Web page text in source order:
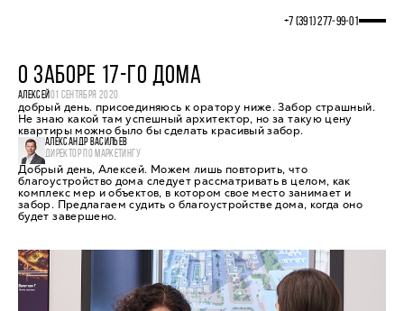
+7 (391) 277‒99‒01
О ЗАБОРЕ 17-ГО ДОМА
АЛЕКСЕЙ01 СЕНТЯБРЯ 2020
добрый день. присоединяюсь к оратору ниже. Забор страшный.
Не знаю какой там успешный архитектор, но за такую цену
квартиры можно было бы сделать красивый забор.
АЛЕКСАНДР ВАСИЛЬЕВ
ДИРЕКТОР ПО МАРКЕТИНГУ
Добрый день, Алексей. Можем лишь повторить, что
благоустройство дома следует рассматривать в целом, как
комплекс мер и объектов, в котором свое место занимает и
забор. Предлагаем судить о благоустройстве дома, когда оно
будет завершено.